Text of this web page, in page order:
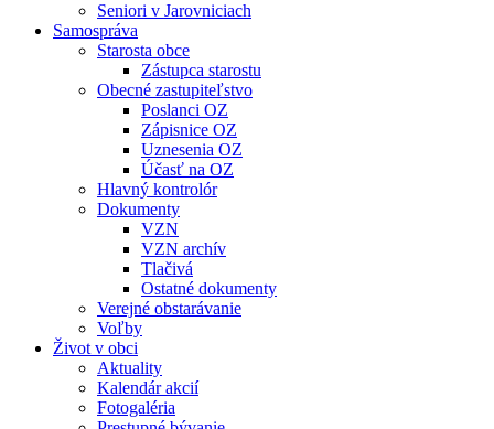
Seniori v Jarovniciach
Samospráva
Starosta obce
Zástupca starostu
Obecné zastupiteľstvo
Poslanci OZ
Zápisnice OZ
Uznesenia OZ
Účasť na OZ
Hlavný kontrolór
Dokumenty
VZN
VZN archív
Tlačivá
Ostatné dokumenty
Verejné obstarávanie
Voľby
Život v obci
Aktuality
Kalendár akcií
Fotogaléria